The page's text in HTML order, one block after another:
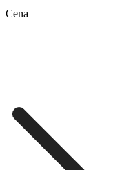
Cena